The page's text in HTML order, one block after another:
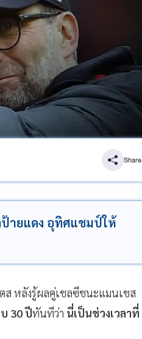
Share
ายแดง อุทิศแชมป์ให้
หลังรู้ผลคู่เชลซีชนะแมนเชส
30 ปีทันทีว่า นี่เป็นช่วงเวลาที่